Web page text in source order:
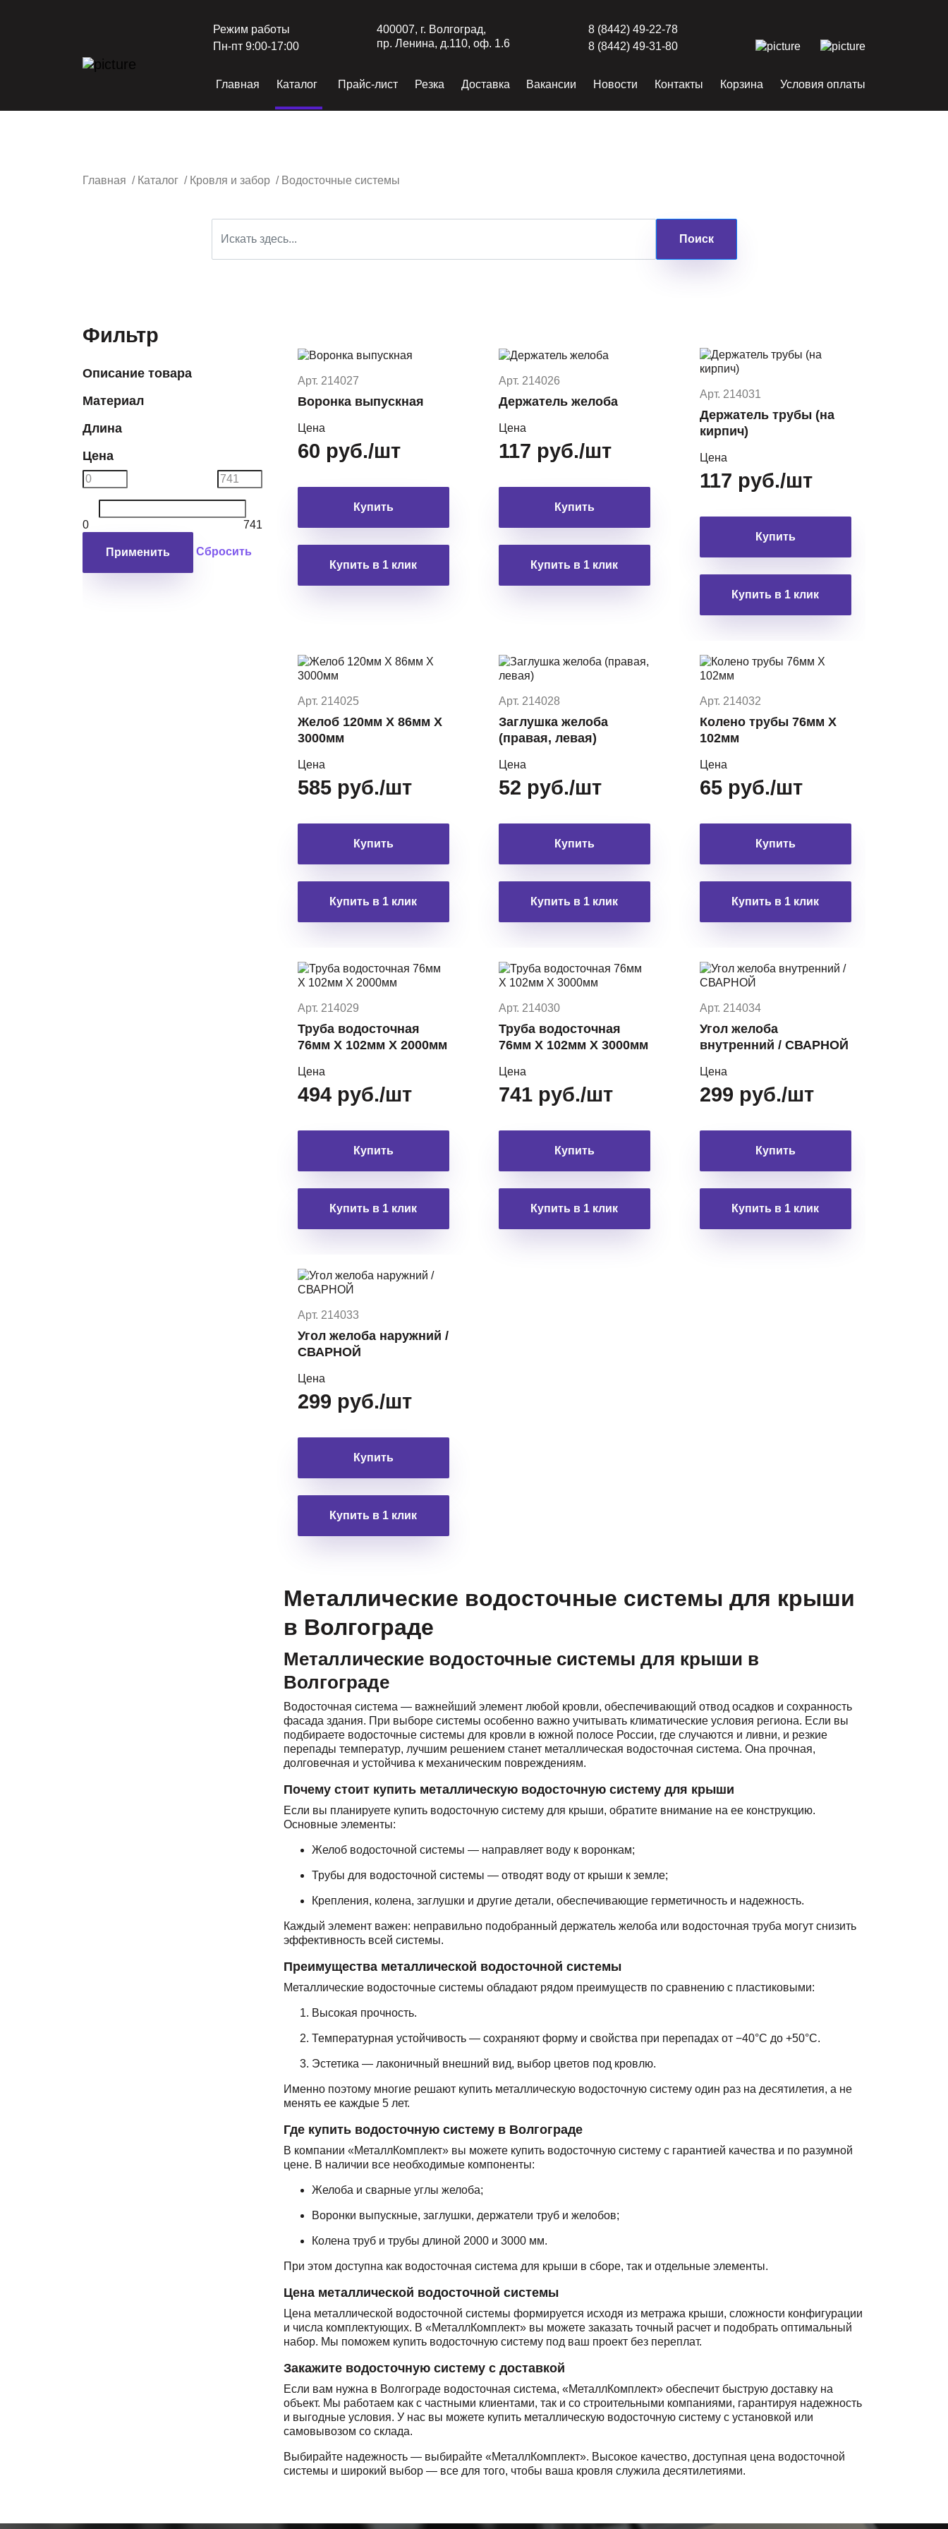
Главная Каталог Прайс-лист Резка Доставка Вакансии Новости Контакты Корзина Условия оплаты
Режим работы
Пн-пт 9:00-17:00
400007, г. Волгоград,
пр. Ленина, д.110, оф. 1.6
8 (8442) 49-22-78
8 (8442) 49-31-80
Главная / Каталог / Кровля и забор / Водосточные системы
Поиск
Фильтр
Описание товара
Материал
Длина
Цена
0 741
Применить Сбросить
Арт. 214027
Воронка выпускная
Цена
60 руб./шт
Купить
Купить в 1 клик
Арт. 214026
Держатель желоба
Цена
117 руб./шт
Купить
Купить в 1 клик
Арт. 214031
Держатель трубы (на
кирпич)
Цена
117 руб./шт
Купить
Купить в 1 клик
Арт. 214025
Желоб 120мм Х 86мм Х
3000мм
Цена
585 руб./шт
Купить
Купить в 1 клик
Арт. 214028
Заглушка желоба
(правая, левая)
Цена
52 руб./шт
Купить
Купить в 1 клик
Арт. 214032
Колено трубы 76мм Х
102мм
Цена
65 руб./шт
Купить
Купить в 1 клик
Арт. 214029
Труба водосточная
76мм Х 102мм Х 2000мм
Цена
494 руб./шт
Купить
Купить в 1 клик
Арт. 214030
Труба водосточная
76мм Х 102мм Х 3000мм
Цена
741 руб./шт
Купить
Купить в 1 клик
Арт. 214034
Угол желоба
внутренний / СВАРНОЙ
Цена
299 руб./шт
Купить
Купить в 1 клик
Арт. 214033
Угол желоба наружний /
СВАРНОЙ
Цена
299 руб./шт
Купить
Купить в 1 клик
Металлические водосточные системы для крыши
в Волгограде
Металлические водосточные системы для крыши в
Волгограде
Водосточная система — важнейший элемент любой кровли, обеспечивающий отвод осадков и сохранность
фасада здания. При выборе системы особенно важно учитывать климатические условия региона. Если вы
подбираете водосточные системы для кровли в южной полосе России, где случаются и ливни, и резкие
перепады температур, лучшим решением станет металлическая водосточная система. Она прочная,
долговечная и устойчива к механическим повреждениям.
Почему стоит купить металлическую водосточную систему для крыши
Если вы планируете купить водосточную систему для крыши, обратите внимание на ее конструкцию.
Основные элементы:
Желоб водосточной системы — направляет воду к воронкам;
Трубы для водосточной системы — отводят воду от крыши к земле;
Крепления, колена, заглушки и другие детали, обеспечивающие герметичность и надежность.
Каждый элемент важен: неправильно подобранный держатель желоба или водосточная труба могут снизить
эффективность всей системы.
Преимущества металлической водосточной системы
Металлические водосточные системы обладают рядом преимуществ по сравнению с пластиковыми:
Высокая прочность.
Температурная устойчивость — сохраняют форму и свойства при перепадах от −40°C до +50°C.
Эстетика — лаконичный внешний вид, выбор цветов под кровлю.
Именно поэтому многие решают купить металлическую водосточную систему один раз на десятилетия, а не
менять ее каждые 5 лет.
Где купить водосточную систему в Волгограде
В компании «МеталлКомплект» вы можете купить водосточную систему с гарантией качества и по разумной
цене. В наличии все необходимые компоненты:
Желоба и сварные углы желоба;
Воронки выпускные, заглушки, держатели труб и желобов;
Колена труб и трубы длиной 2000 и 3000 мм.
При этом доступна как водосточная система для крыши в сборе, так и отдельные элементы.
Цена металлической водосточной системы
Цена металлической водосточной системы формируется исходя из метража крыши, сложности конфигурации
и числа комплектующих. В «МеталлКомплект» вы можете заказать точный расчет и подобрать оптимальный
набор. Мы поможем купить водосточную систему под ваш проект без переплат.
Закажите водосточную систему с доставкой
Если вам нужна в Волгограде водосточная система, «МеталлКомплект» обеспечит быструю доставку на
объект. Мы работаем как с частными клиентами, так и со строительными компаниями, гарантируя надежность
и выгодные условия. У нас вы можете купить металлическую водосточную систему с установкой или
самовывозом со склада.
Выбирайте надежность — выбирайте «МеталлКомплект». Высокое качество, доступная цена водосточной
системы и широкий выбор — все для того, чтобы ваша кровля служила десятилетиями.